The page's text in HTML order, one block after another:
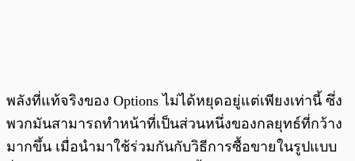
พลังที่แท้จริงของ Options ไม่ได้หยุดอยู่แต่เพียงเท่านี้ ซึ่ง
พวกมันสามารถทำหน้าที่เป็นส่วนหนึ่งของกลยุทธ์ที่กว้าง
มากขึ้น เมื่อนำมาใช้ร่วมกันกับวิธีการซื้อขายในรูปแบบ